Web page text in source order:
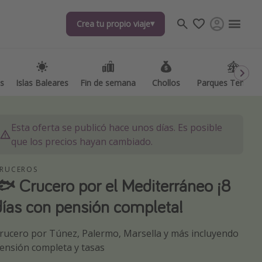
Crea tu propio viaje
Islas Baleares Fin de semana Chollos Parques
Crea tu propio viaje
Islas Baleares Fin de semana Chollos Parques
destinos
Esta oferta se publicó hace unos días. Es posible
que los precios hayan cambiado.
Crucero por el Mediterráneo ¡8
con pensión completa!
por Túnez, Palermo, Marsella y más incluyendo
completa y tasas